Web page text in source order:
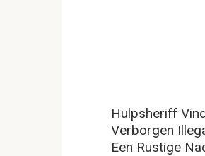
Hulpsheriff
Verborgen
Een Rustige